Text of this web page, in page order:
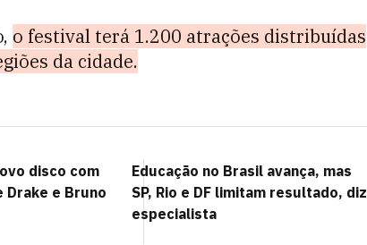
o festival terá 1.200 atrações distribuídas
da cidade.
disco com
Drake e Bruno
Educação no Brasil avança, mas
SP, Rio e DF limitam resultado, diz
especialista